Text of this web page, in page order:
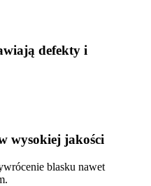
defekty i
wysokiej jakości
blasku nawet